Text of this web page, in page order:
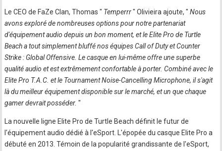
Le CEO de FaZe Clan, Thomas " Temperrr" Olivieira ajoute, " Nous
avons exploré de nombreuses options pour notre partenariat
d'équipement audio depuis un bon moment, et le Elite Pro de Turtle
Beach a tout simplement bluffé nos équipes Call of Duty et Counter
Strike : Global Offensive. Le casque en lui-même offre une superbe
qualité audio et est extrêmement confortable à porter. Combiné avec le
Elite Pro T.A.C. et le Tournament Noise-Cancelling Microphone, il s'agit
là du meilleur équipement disponible sur le marché, et un que chaque
gamer devrait posséder."
La nouvelle ligne Elite Pro de Turtle Beach définit le futur de
l'équipement audio dédié à l'eSport. L'épopée du casque Elite Pro a
débuté en 2013. Témoin de la popularité grandissante de l'eSport,